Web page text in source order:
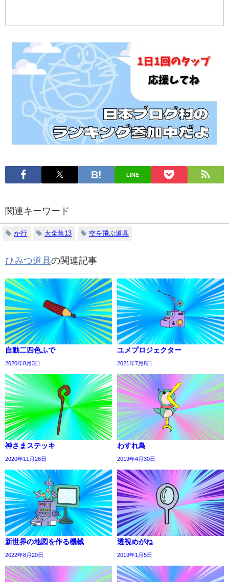
探
グ
す
LINE
関連キーワード
か行 大全集13 空を飛ぶ道具
ひみつ道具の関連記事
自動二四色ふで
2020年8月3日
ユメプロジェクター
2021年7月8日
神さまステッキ
2020年11月26日
わすれ鳥
2019年4月30日
新世界の地図を作る機械
2022年8月20日
透視めがね
2019年1月5日